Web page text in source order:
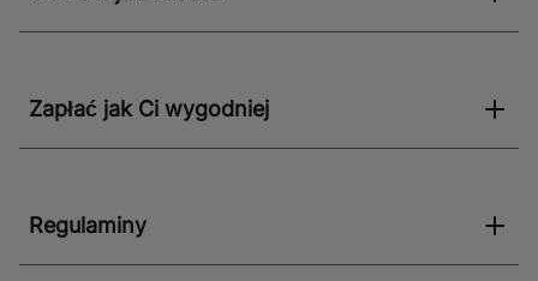
Zapłać jak Ci wygodniej
Regulaminy